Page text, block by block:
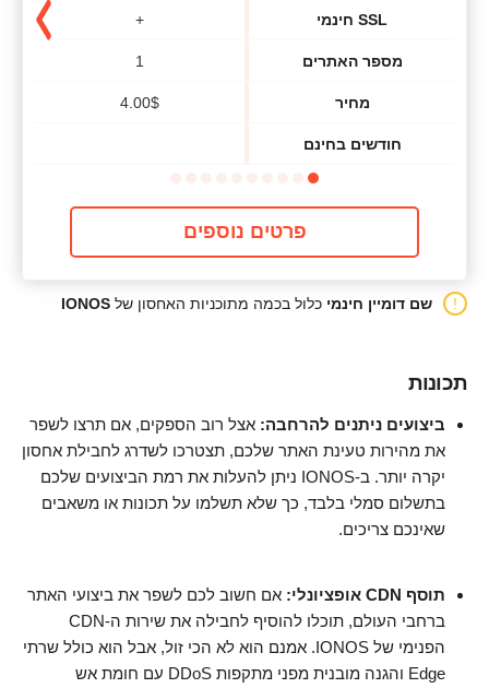
SSL חינמי
מספר האתרים
מחיר
חודשים בחינם
+
1
$
4.00
פרטים נוספים
שם דומיין חינמי כלול בכמה מתוכניות האחסון של IONOS
תכונות
ביצועים ניתנים להרחבה: אצל רוב הספקים, אם תרצו לשפר
את מהירות טעינת האתר שלכם, תצטרכו לשדרג לחבילת אחסון
יקרה יותר. ב-IONOS ניתן להעלות את רמת הביצועים שלכם
בתשלום סמלי בלבד, כך שלא תשלמו על תכונות או משאבים
שאינכם צריכים.
תוסף CDN אופציונלי:
אם חשוב לכם לשפר את ביצועי האתר
ברחבי העולם, תוכלו להוסיף לחבילה את שירות ה-CDN
הפנימי של IONOS. אמנם הוא לא הכי זול, אבל הוא כולל שרתי
Edge והגנה מובנית מפני מתקפות DDoS עם חומת אש